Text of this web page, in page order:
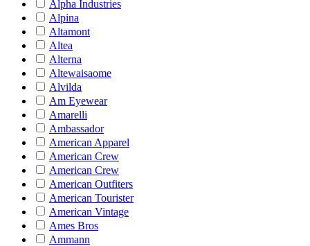
Alpha Industries
Alpina
Altamont
Altea
Alterna
Altewaisaome
Alvilda
Am Eyewear
Amarelli
Ambassador
American Apparel
American Crew
American Crew
American Outfiters
American Tourister
American Vintage
Ames Bros
Ammann